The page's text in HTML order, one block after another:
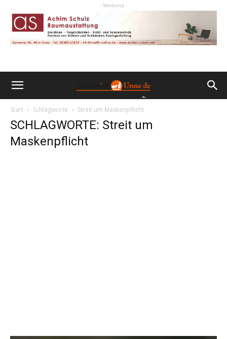
- Werbung -
Start Schlagworte Streit um Maskenpflicht
SCHLAGWORTE: Streit um
Maskenpflicht